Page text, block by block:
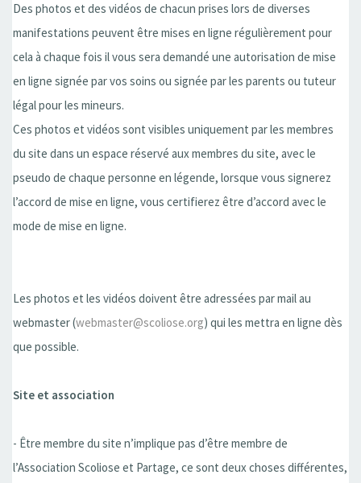
Des photos et des vidéos de chacun prises lors de diverses
manifestations peuvent être mises en ligne régulièrement pour
cela à chaque fois il vous sera demandé une autorisation de mise
en ligne signée par vos soins ou signée par les parents ou tuteur
légal pour les mineurs.
Ces photos et vidéos sont visibles uniquement par les membres
du site dans un espace réservé aux membres du site, avec le
pseudo de chaque personne en légende, lorsque vous signerez
l’accord de mise en ligne, vous certifierez être d’accord avec le
mode de mise en ligne.
Les photos et les vidéos doivent être adressées par mail au
webmaster (webmaster@scoliose.org) qui les mettra en ligne dès
que possible.
Site et association
- Être membre du site n’implique pas d’être membre de
l’Association Scoliose et Partage, ce sont deux choses différentes,